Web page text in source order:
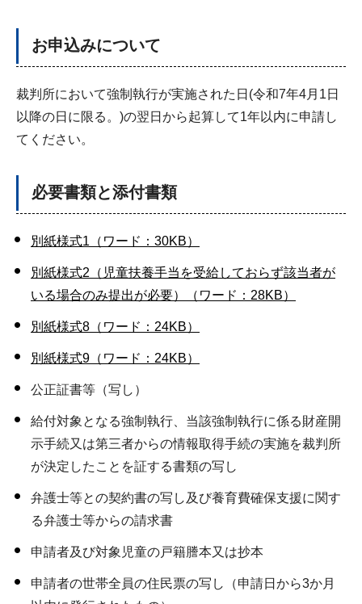
お申込みについて
裁判所において強制執行が実施された日(令和7年4月1日
以降の日に限る。)の翌日から起算して1年以内に申請し
てください。
必要書類と添付書類
別紙様式1（ワード：30KB）
別紙様式2（児童扶養手当を受給しておらず該当者が
いる場合のみ提出が必要）（ワード：28KB）
別紙様式8（ワード：24KB）
別紙様式9（ワード：24KB）
公正証書等（写し）
給付対象となる強制執行、当該強制執行に係る財産開
示手続又は第三者からの情報取得手続の実施を裁判所
が決定したことを証する書類の写し
弁護士等との契約書の写し及び養育費確保支援に関す
る弁護士等からの請求書
申請者及び対象児童の戸籍謄本又は抄本
申請者の世帯全員の住民票の写し（申請日から3か月